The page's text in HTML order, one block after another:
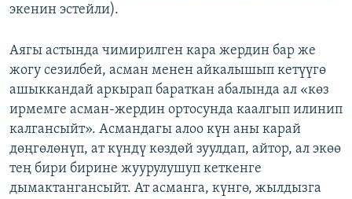
экенин эстейли).
Аягы астында чимирилген кара жердин бар же
жогу сезилбей, асман менен айкалышып кетүүгө
ашыккандай аркырап бараткан абалында ал «көз
ирмемге асман-жердин ортосунда каалгып илинип
калгансыйт». Асмандагы алоо күн аны карай
дөңгөлөнүп, ат күндү көздөй зуулдап, айтор, ал экөө
тең бири бирине жуурулушуп кеткенге
дымактангансыйт. Ат асманга, күнгө, жылдызга